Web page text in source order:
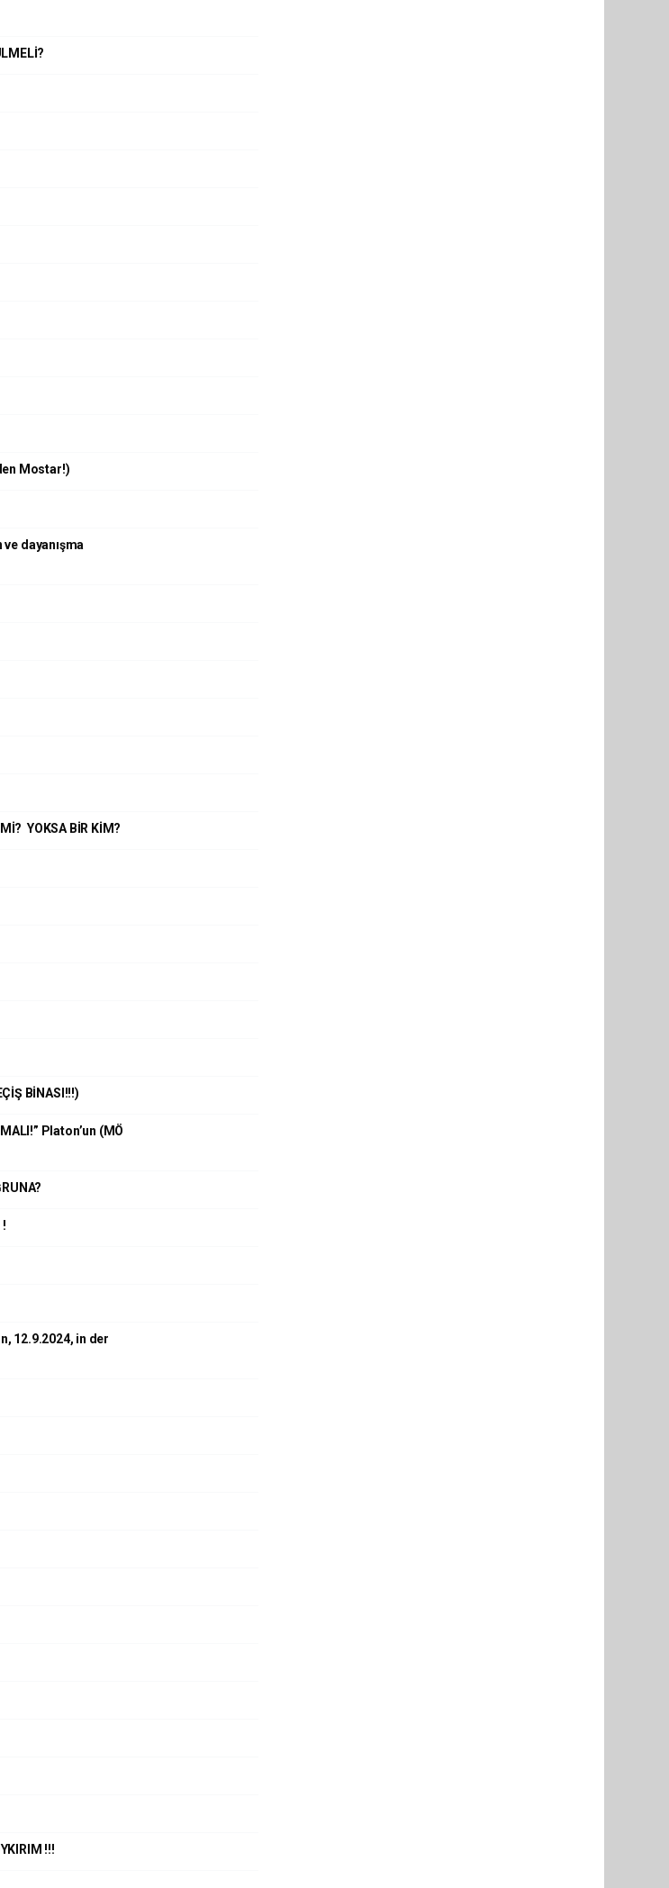
Mostar!)
dayanışma
Mİ? YOKSA BİR KİM?
BİNASI!!!)
Platon’un (MÖ
!
12.9.2024, in der
!!!